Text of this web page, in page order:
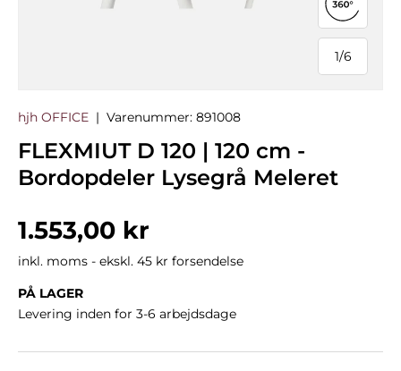
1/
af
6
Åbn
hjh OFFICE | Varenummer: 891008
FLEXMIUT D 120 | 120 cm -
Bordopdeler Lysegrå Meleret
Normalpris
1.553,00 kr
inkl. moms - ekskl. 45 kr forsendelse
PÅ LAGER
Levering inden for 3-6 arbejdsdage